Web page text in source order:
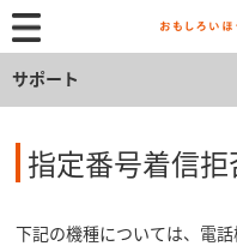
サポート
指定番号着信拒
下記の機種については、電